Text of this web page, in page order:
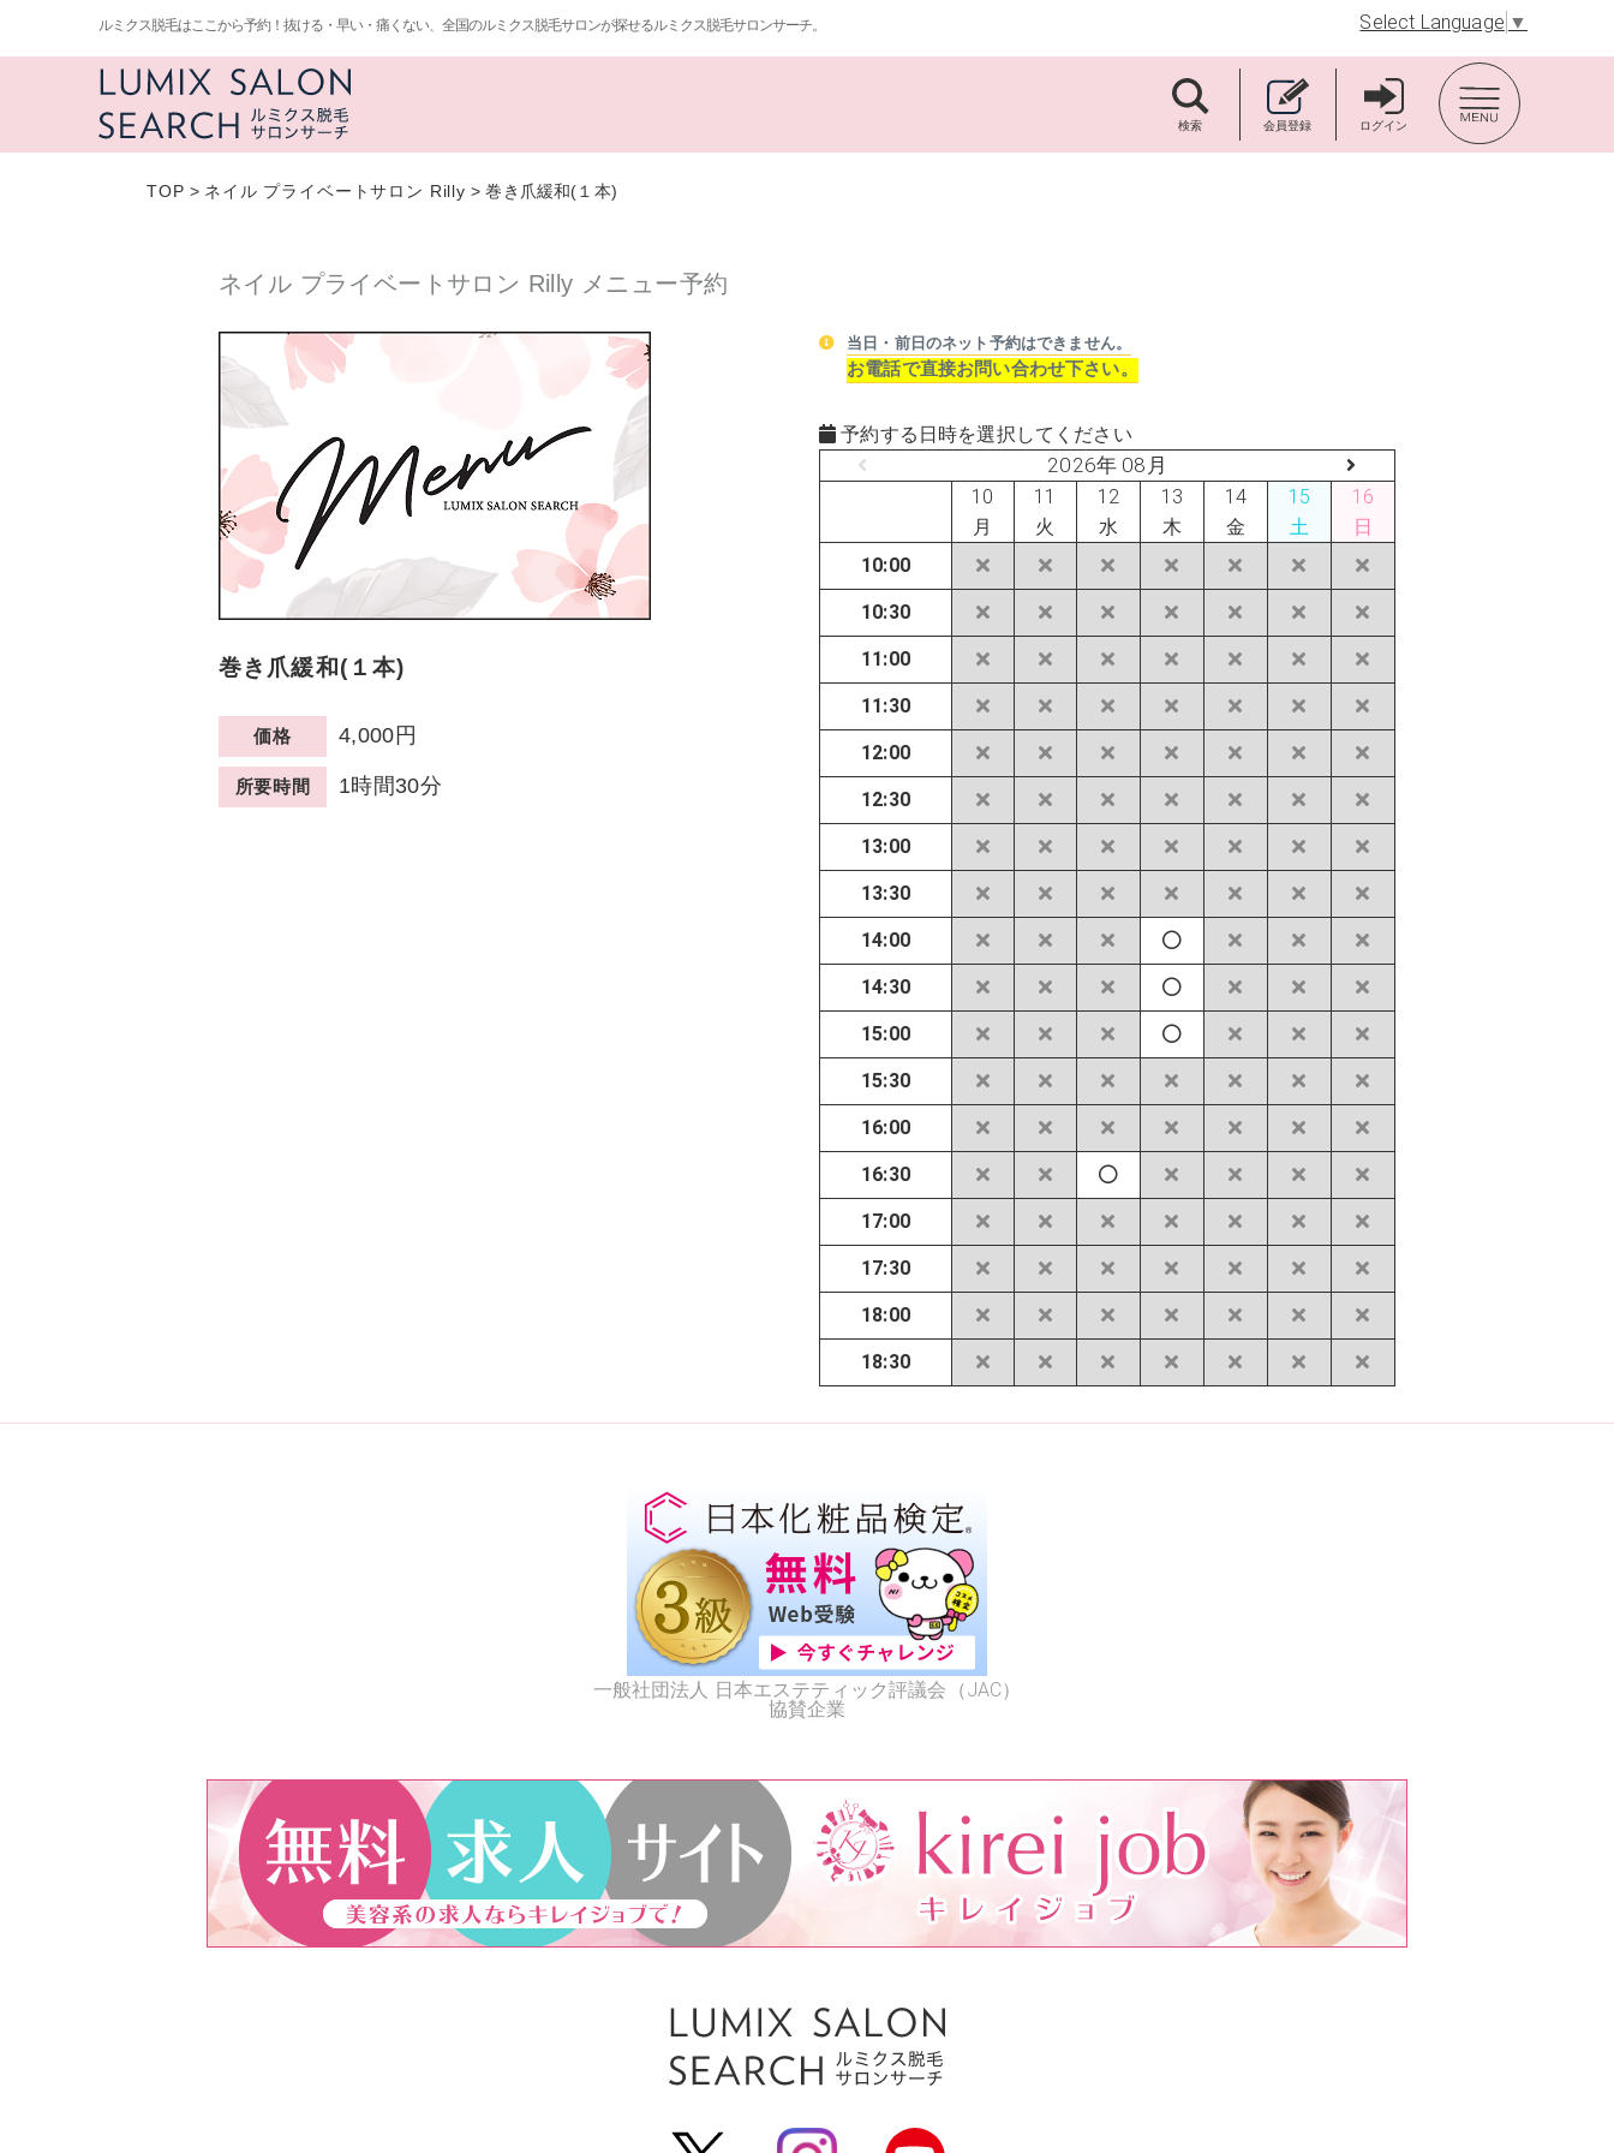
ルミクス脱毛はここから予約！抜ける・早い・痛くない、全国のルミクス脱毛サロンが探せるルミクス脱毛サロンサーチ。 Select Language ▼
検索 会員登録 ログイン
TOP > ネイル プライベートサロン Rilly >巻き爪緩和(１本)
ネイル プライベートサロン Rilly メニュー予約
巻き爪緩和(１本)
価格 4,000円
所要時間 1時間30分
当日・前日のネット予約はできません。
お電話で直接お問い合わせ下さい。
予約する日時を選択してください
2026年 08月
10
月
11
火
12
水
13
木
14
金
15
土
16
日
10:00
10:30
11:00
11:30
12:00
12:30
13:00
13:30
14:00
14:30
15:00
15:30
16:00
16:30
17:00
17:30
18:00
18:30
一般社団法人 日本エステティック評議会（JAC）
協賛企業